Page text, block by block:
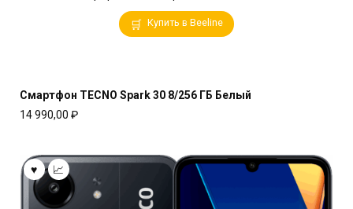
Купить в Beeline
Смартфон TECNO Spark 30 8/256 ГБ Белый
14 990,00 ₽